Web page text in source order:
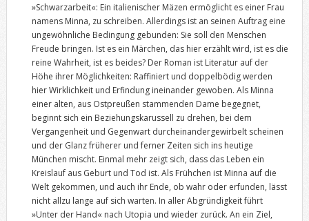
»Schwarzarbeit«: Ein italienischer Mäzen ermöglicht es einer Frau
namens Minna, zu schreiben. Allerdings ist an seinen Auftrag eine
ungewöhnliche Bedingung gebunden: Sie soll den Menschen
Freude bringen. Ist es ein Märchen, das hier erzählt wird, ist es die
reine Wahrheit, ist es beides? Der Roman ist Literatur auf der
Höhe ihrer Möglichkeiten: Raffiniert und doppelbödig werden
hier Wirklichkeit und Erfindung ineinander gewoben. Als Minna
einer alten, aus Ostpreußen stammenden Dame begegnet,
beginnt sich ein Beziehungskarussell zu drehen, bei dem
Vergangenheit und Gegenwart durcheinandergewirbelt scheinen
und der Glanz früherer und ferner Zeiten sich ins heutige
München mischt. Einmal mehr zeigt sich, dass das Leben ein
Kreislauf aus Geburt und Tod ist. Als Frühchen ist Minna auf die
Welt gekommen, und auch ihr Ende, ob wahr oder erfunden, lässt
nicht allzu lange auf sich warten. In aller Abgründigkeit führt
»Unter der Hand« nach Utopia und wieder zurück. An ein Ziel,